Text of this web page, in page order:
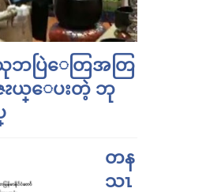
ဘပြဲေတြအတြ
ၩယ္ေပးတဲ့ ဘု
တန
သၤ